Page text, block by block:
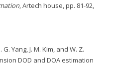
, Artech house, pp. 81-92,
G. Yang, J. M. Kim, and W. Z.
DOD and DOA estimation